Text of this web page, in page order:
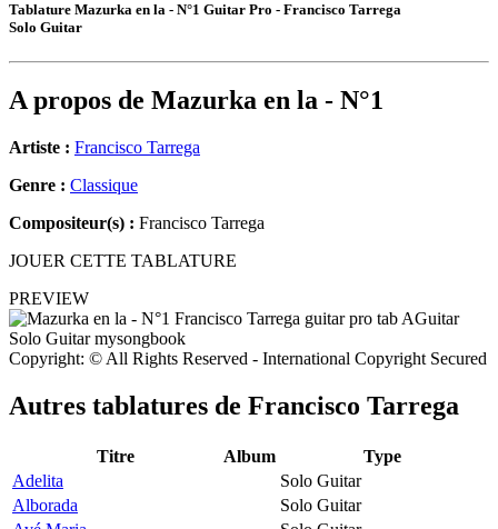
Tablature Mazurka en la - N°1 Guitar Pro - Francisco Tarrega
Solo Guitar
A propos de Mazurka en la - N°1
Artiste : Francisco Tarrega
Genre : Classique
Compositeur(s) : Francisco Tarrega
JOUER CETTE TABLATURE
PREVIEW
Copyright: © All Rights Reserved - International Copyright Secured
Autres tablatures de Francisco Tarrega
Titre Album
Type
Adelita
Solo Guitar
Alborada
Solo Guitar